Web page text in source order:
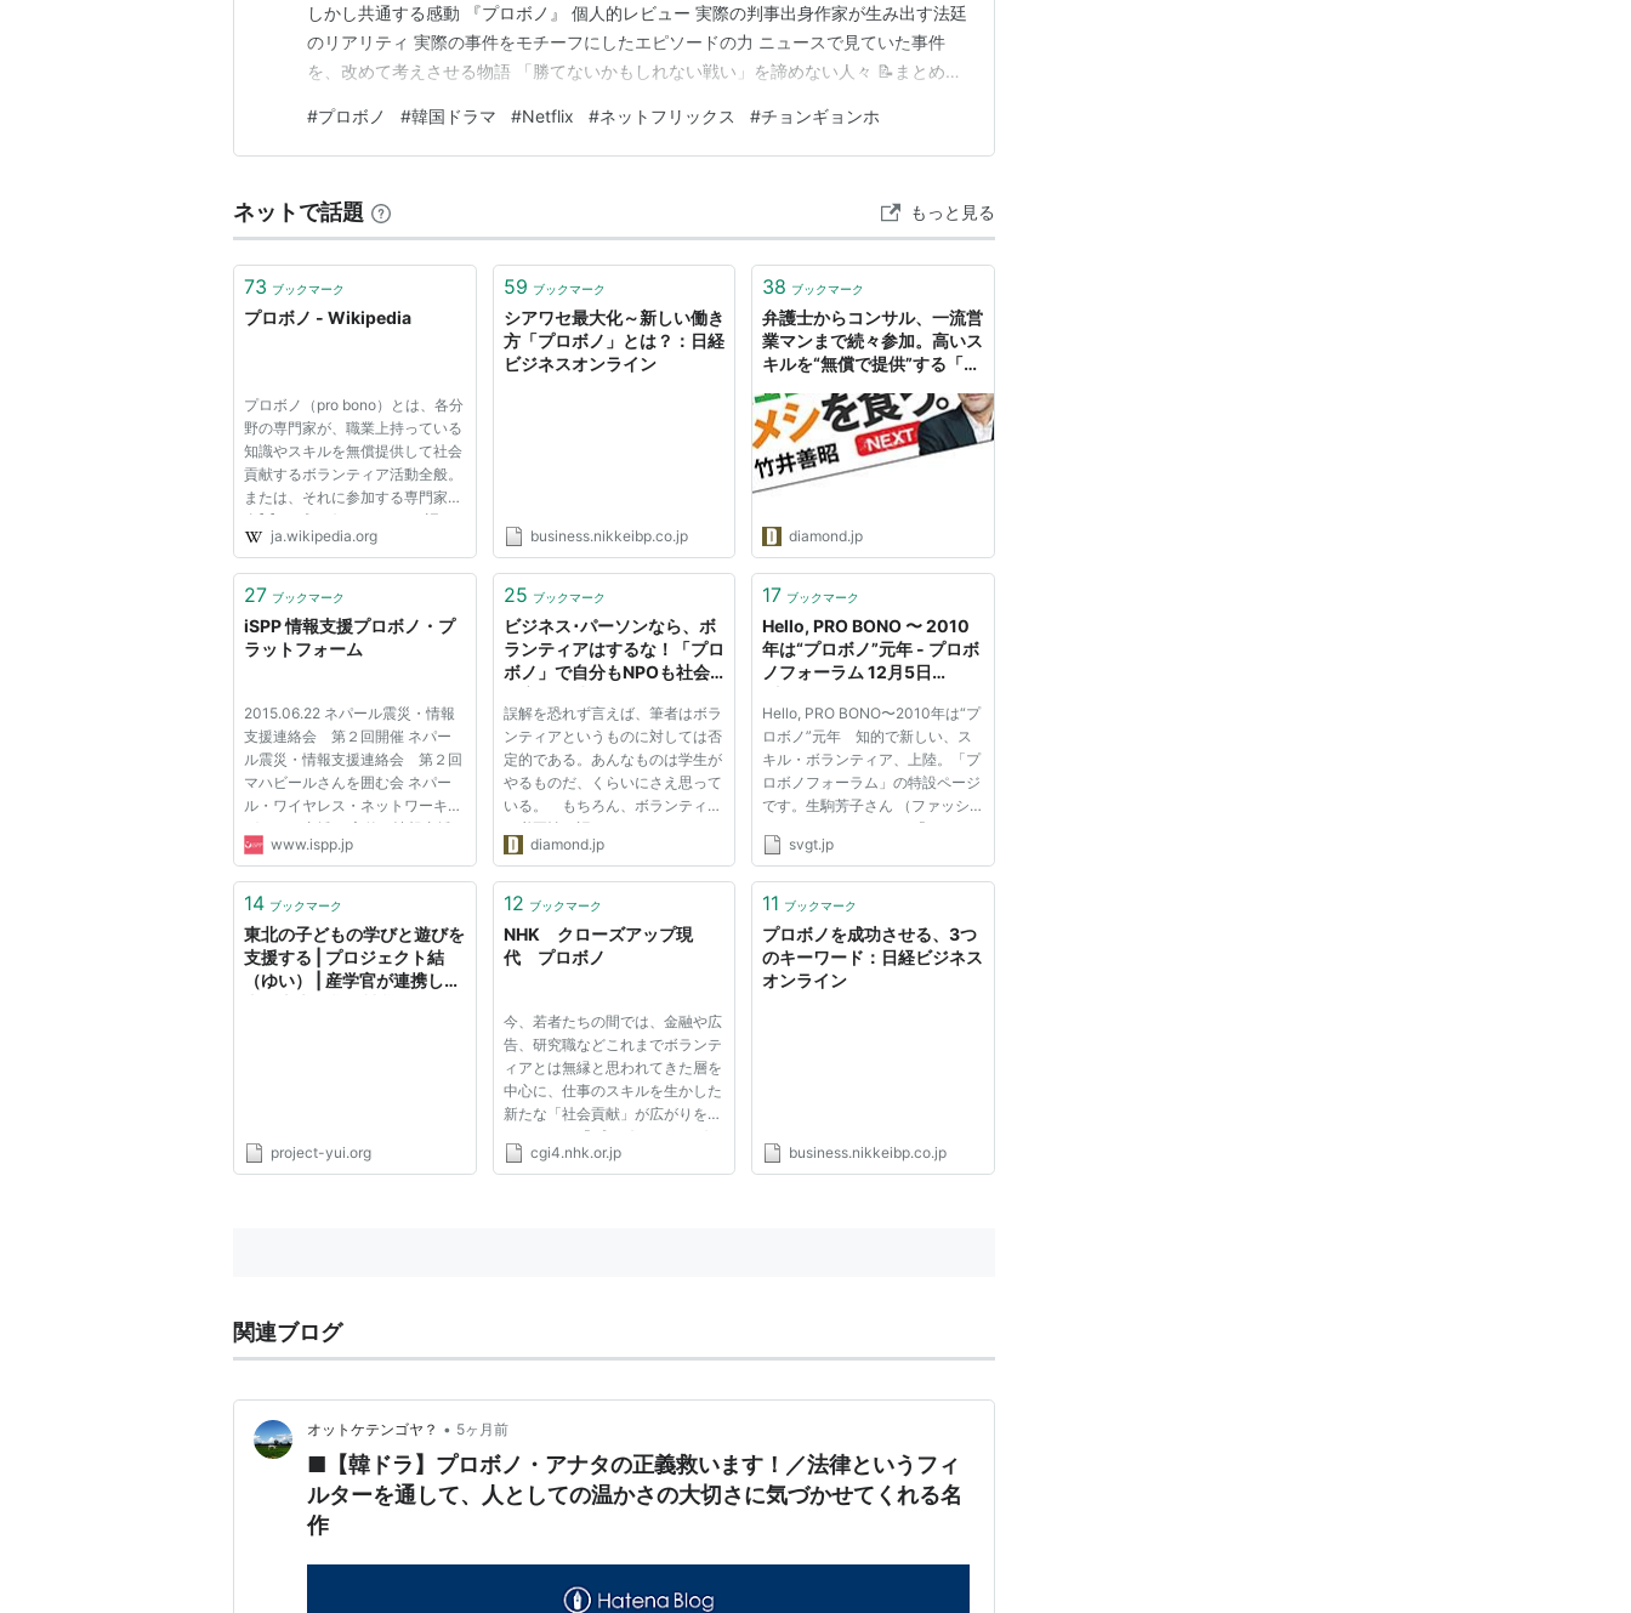
しかし共通する感動 『プロボノ』 個人的レビュー 実際の判事出身作家が生み出す法廷
のリアリティ 実際の事件をモチーフにしたエピソードの力 ニュースで見ていた事件
を、改めて考えさせる物語 「勝てないかもしれない戦い」を諦めない人々 📝まとめ
ラン法律事務所』（日本配信：U-NEXT）を通して、「死者の声を聞く弁護士」という
興味深い物語をご紹介しました。斬新な…
#プロボノ #韓国ドラマ #Netflix #ネットフリックス #チョンギョンホ
ネットで話題 もっと見る
73 ブックマーク
プロボノ - Wikipedia
プロボノ（pro bono）とは、各分
野の専門家が、職業上持っている
知識やスキルを無償提供して社会
貢献するボランティア活動全般。
または、それに参加する専門家自
身[1]。 プロボノとはラテン語で
「公共善のために」を意味する
は弁護士など法律に携わる職業の
ja.wikipedia.org
59 ブックマーク
シアワセ最大化～新しい働き
方「プロボノ」とは？：日経
ビジネスオンライン
business.nikkeibp.co.jp
38 ブックマーク
弁護士からコンサル、一流営
業マンまで続々参加。高いス
キルを“無償で提供”する「プ
diamond.jp
27 ブックマーク
iSPP 情報支援プロボノ・プ
ラットフォーム
2015.06.22 ネパール震災・情報
支援連絡会 第２回開催 ネパー
ル震災・情報支援連絡会 第２回
マハビールさんを囲む会 ネパー
ル・ワイヤレス・ネットワーキン
グへのご支援を 主催：情報支援
プロボノ・プラットフォーム
ググループ 後援：国際協力機構
災から２...
www.ispp.jp
25 ブックマーク
ビジネス･パーソンなら、ボ
ランティアはするな！「プロ
ボノ」で自分もNPOも社会
誤解を恐れず言えば、筆者はボラ
ンティアというものに対しては否
定的である。あんなものは学生が
やるものだ、くらいにさえ思って
いる。 もちろん、ボランティア
の必要性を認めないわけではな
い。昨年の東日本大震災や和歌山
な、大きな災害の復旧作業にはボ
時...
diamond.jp
17 ブックマーク
Hello, PRO BONO 〜 2010
年は“プロボノ”元年 - プロボ
ノフォーラム 12月5日
Hello, PRO BONO〜2010年は“プ
ロボノ”元年 知的で新しい、ス
キル・ボランティア、上陸。「プ
ロボノフォーラム」の特設ページ
です。生駒芳子さん （ファッシ
ョンジャーナリスト） 「とって
も知的でお洒落なボランティアの
います。ぜひ、ご参加くださ
編集長...
svgt.jp
14 ブックマーク
東北の子どもの学びと遊びを
支援する | プロジェクト結
（ゆい） | 産学官が連携し、
年の継続的活動を前提に
３）プロボノの力を集結した
project-yui.org
12 ブックマーク
NHK クローズアップ現
代 プロボノ
今、若者たちの間では、金融や広
告、研究職などこれまでボランテ
ィアとは無縁と思われてきた層を
中心に、仕事のスキルを生かした
新たな「社会貢献」が広がりを見
せている。「プロボノ」とよばれ
る “新しい働き方”だ。「プロボ
cgi4.nhk.or.jp
11 ブックマーク
プロボノを成功させる、3つ
のキーワード：日経ビジネス
オンライン
business.nikkeibp.co.jp
関連ブログ
オットケテンゴヤ？ • 5ヶ月前
■【韓ドラ】プロボノ・アナタの正義救います！／法律というフィ
ルターを通して、人としての温かさの大切さに気づかせてくれる名
作